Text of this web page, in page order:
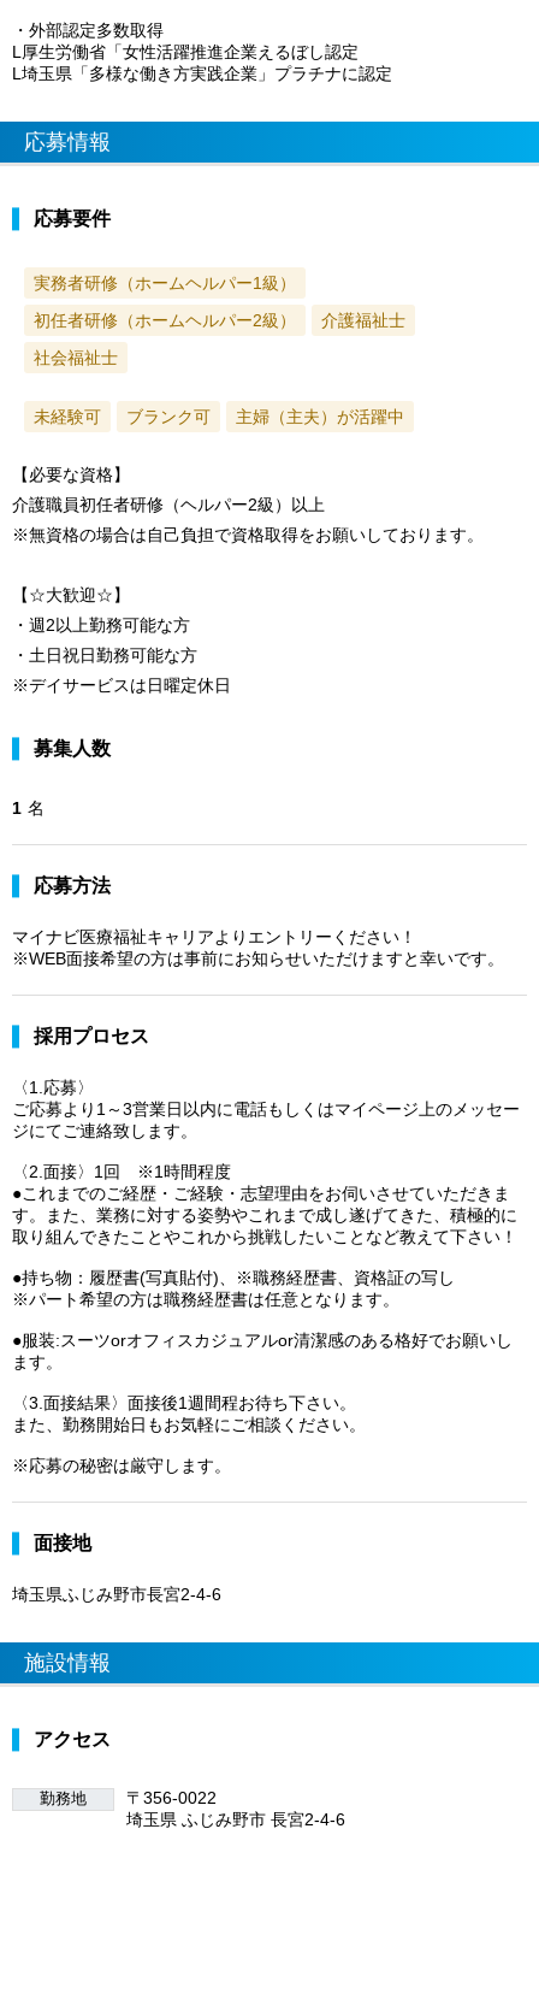
・外部認定多数取得
L厚生労働省「女性活躍推進企業えるぼし認定
L埼玉県「多様な働き方実践企業」プラチナに認定
応募情報
応募要件
実務者研修（ホームヘルパー1級）
初任者研修（ホームヘルパー2級）
介護福祉士
社会福祉士
未経験可 ブランク可 主婦（主夫）が活躍中
【必要な資格】
介護職員初任者研修（ヘルパー2級）以上
※無資格の場合は自己負担で資格取得をお願いしております。
【☆大歓迎☆】
・週2以上勤務可能な方
・土日祝日勤務可能な方
※デイサービスは日曜定休日
募集人数
1 名
応募方法
マイナビ医療福祉キャリアよりエントリーください！
※WEB面接希望の方は事前にお知らせいただけますと幸いです。
採用プロセス
〈1.応募〉
ご応募より1～3営業日以内に電話もしくはマイページ上のメッセー
ジにてご連絡致します。
〈2.面接〉1回 ※1時間程度
●これまでのご経歴・ご経験・志望理由をお伺いさせていただきま
す。また、業務に対する姿勢やこれまで成し遂げてきた、積極的に
取り組んできたことやこれから挑戦したいことなど教えて下さい！
●持ち物：履歴書(写真貼付)、※職務経歴書、資格証の写し
※パート希望の方は職務経歴書は任意となります。
●服装:スーツorオフィスカジュアルor清潔感のある格好でお願いし
ます。
〈3.面接結果〉面接後1週間程お待ち下さい。
また、勤務開始日もお気軽にご相談ください。
※応募の秘密は厳守します。
面接地
埼玉県ふじみ野市長宮2-4-6
施設情報
アクセス
勤務地
〒356-0022
埼玉県 ふじみ野市 長宮2-4-6